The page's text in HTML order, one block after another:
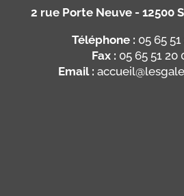
2 rue Porte Neuve - 12500
Téléphone : 05 65
Fax : 05 65 51 20
Email :